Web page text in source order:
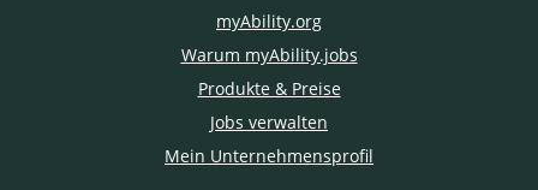
myAbility.org
Warum myAbility.jobs
Produkte & Preise
Jobs verwalten
Mein Unternehmensprofil